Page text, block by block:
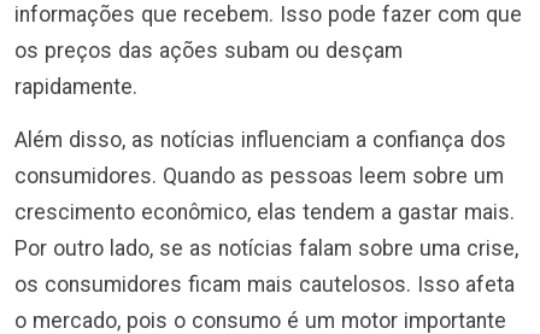
informações que recebem. Isso pode fazer com que
os preços das ações subam ou desçam
rapidamente.
Além disso, as notícias influenciam a confiança dos
consumidores. Quando as pessoas leem sobre um
crescimento econômico, elas tendem a gastar mais.
Por outro lado, se as notícias falam sobre uma crise,
os consumidores ficam mais cautelosos. Isso afeta
o mercado, pois o consumo é um motor importante